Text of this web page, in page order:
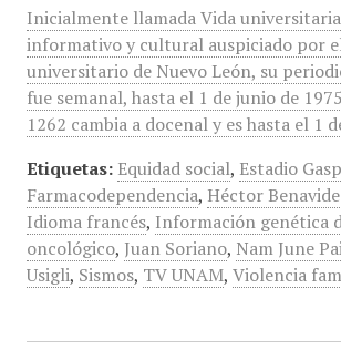
Inicialmente llamada Vida
informativo y cultural auspiciado por
universitario de Nuevo León, su
fue semanal, hasta el 1 de junio de
1262 cambia a docenal y es hasta el 1
Etiquetas: Equidad social, Estadio
Farmacodependencia, Héctor
Idioma francés, Información genética
oncológico, Juan Soriano, Nam June
Usigli, Sismos, TV UNAM, Violencia